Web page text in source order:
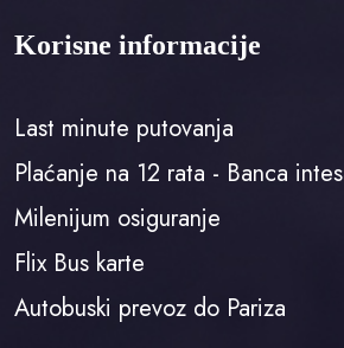
Korisne informacije
Last minute putovanja
Plaćanje na 12 rata - Banca
Milenijum osiguranje
Flix Bus karte
Autobuski prevoz do Pariza